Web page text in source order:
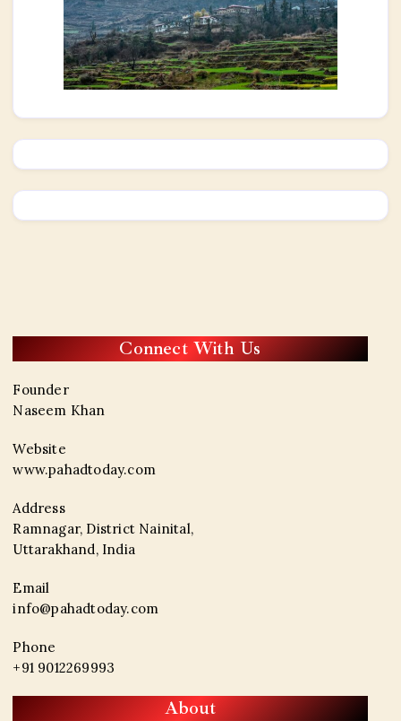
Connect With Us
Founder
Naseem Khan
Website
www.pahadtoday.com
Address
Ramnagar, District Nainital,
Uttarakhand, India
Email
info@pahadtoday.com
Phone
+91 9012269993
About